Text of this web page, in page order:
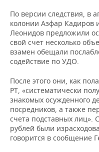
ONLINE-
ОТКРЫТАЯ ЛЕКЦИЯ
ХОККЕЙ
БАСКЕТБОЛ
КИБЕРСПОРТ
ФИГУРНОЕ КАТАНИЕ
ВОДНЫЕ ВИДЫ
ВЛАСТЬ
ИНФРАСТРУКТУРА
КУЛЬТУРА
МЕДИЦИНА
ОБРАЗОВАНИЕ
СЮЖЕТЫ
СПРАВОЧНИК
СПИСОК КОМПАНИЙ
По версии следствия, в
колонии Азфар Кадиров
Леонидов предложили
свой счет несколько
взамен обещали
содействие по УДО.
После этого они, как
РТ, «систематически
знакомых осужденного
посредников, а также
счета подставных лиц».
рублей были
говорится в сообщение